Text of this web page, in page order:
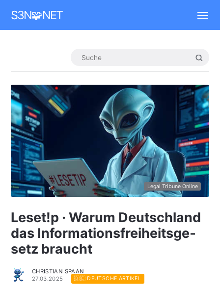
S3N🧩NET
Legal Tribune Online
Leset!p · Warum Deut­sch­land
das Infor­ma­ti­ons­f­rei­heits­ge­
setz braucht
CHRISTIAN SPAAN
27.03.2025
🇩🇪 DEUTSCHE ARTIKEL